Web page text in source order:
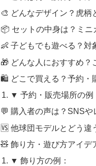
🎨 どんなデザイン？虎柄
📦 セットの中身は？ミニ
👶 子どもでも遊べる？対
🎁 どんな人におすすめ？
🛍 どこで買える？予約・
▼ 予約・販売場所の例
💬 購入者の声は？SNS
🆚 他球団モデルとどう違
🧸 飾り方・遊び方アイデ
▼ 飾り方の例：